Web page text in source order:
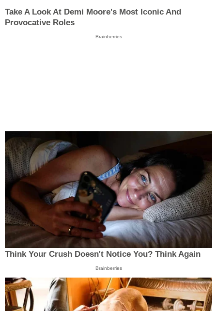
Take A Look At Demi Moore's Most Iconic And
Provocative Roles
Brainberries
Think Your Crush Doesn't Notice You? Think Again
Brainberries